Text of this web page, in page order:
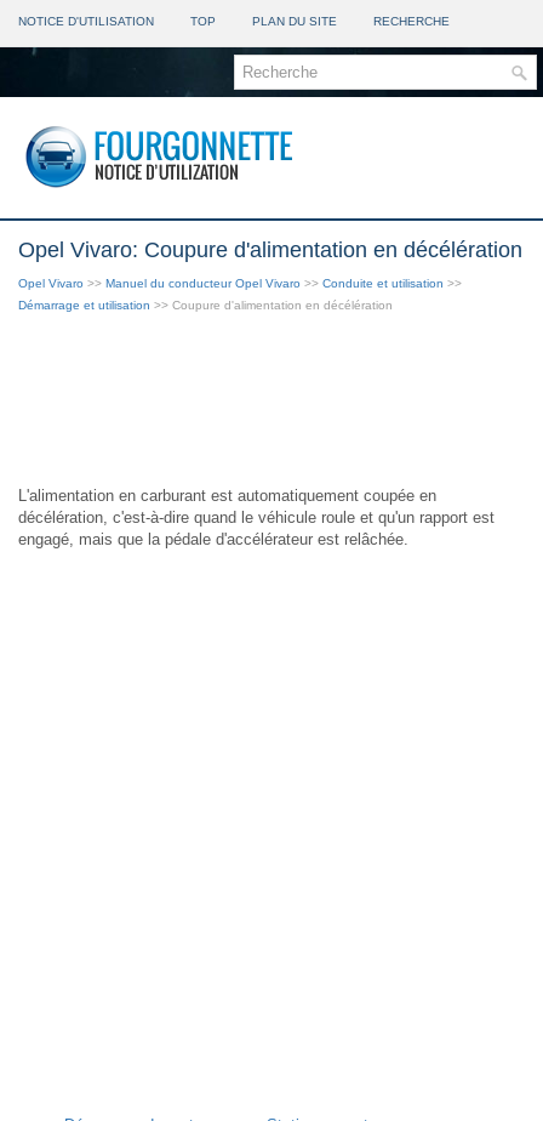
NOTICE D'UTILISATION TOP PLAN DU SITE RECHERCHE
Opel Vivaro: Coupure d'alimentation en décélération
Opel Vivaro >> Manuel du conducteur Opel Vivaro >> Conduite et utilisation >>
Démarrage et utilisation >> Coupure d'alimentation en décélération
L'alimentation en carburant est automatiquement coupée en
décélération, c'est-à-dire quand le véhicule roule et qu'un rapport est
engagé, mais que la pédale d'accélérateur est relâchée.